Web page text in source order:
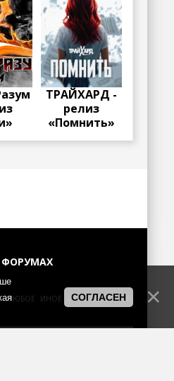
ТРАЙХАРД -
релиз
«Помнить»
иное использование
СОГЛАСЕН